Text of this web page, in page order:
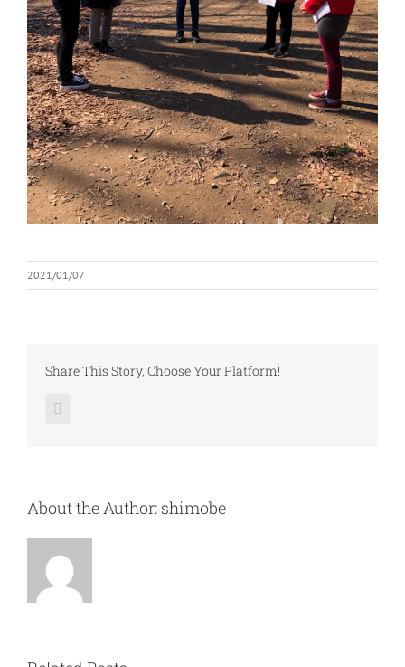
2021/01/07
Share This Story, Choose Your Platform!
About the Author: shimobe